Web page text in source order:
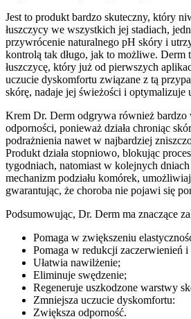
Jest to produkt bardzo skuteczny, który
łuszczycy we wszystkich jej stadiach,
przywrócenie naturalnego pH skóry i
kontrolą tak długo, jak to możliwe. Derm
łuszczycę, który już od pierwszych
uczucie dyskomfortu związane z tą
skórę, nadaje jej świeżości i optymalizuje
Krem Dr. Derm odgrywa również bardzo
odporności, ponieważ działa chroniąc
podrażnienia nawet w najbardziej
Produkt działa stopniowo, blokując
tygodniach, natomiast w kolejnych
mechanizm podziału komórek,
gwarantując, że choroba nie pojawi się
Podsumowując, Dr. Derm ma znaczące
Pomaga w zwiększeniu
Pomaga w redukcji zaczerwienień i
Ułatwia nawilżenie;
Eliminuje swędzenie;
Regeneruje uszkodzone warstwy
Zmniejsza uczucie dyskomfortu:
Zwiększa odporność.